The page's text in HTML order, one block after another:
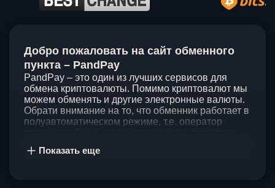
Добро пожаловать на сайт обменного
пункта – PandPay
PandPay – это один из лучших сервисов для
обмена криптовалюты. Помимо криптовалют мы
можем обменять и другие электронные валюты.
Обрати внимание на то, что обменник работает в
полуавтоматическом режиме, т.е. оператор
клиентов, поэтому стараемся проводить обмены
Показать еще